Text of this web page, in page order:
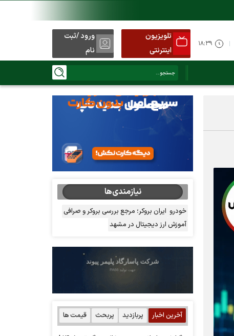
تلویزیون
اینترنتی
ورود /ثبت
نام
نیازمندی‌ها
خودرو ایران بروکر؛ مرجع بررسی بروکر و صرافی
آموزش ارز دیجیتال در مشهد
آخرین اخبار پربازدید پربحث قیمت ها